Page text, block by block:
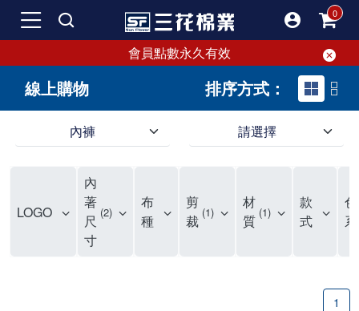
會員點數永久有效
線上購物 排序方式：
內褲 請選擇
LOGO
內
著
尺
寸
2
布
種
剪
裁 1
材
質 1
款
式
色
系
1